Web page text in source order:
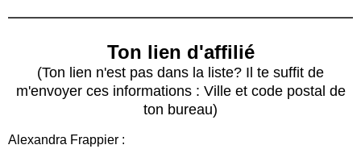
Ton lien d'affilié
(Ton lien n'est pas dans la liste? Il te suffit de
m'envoyer ces informations : Ville et code postal de
ton bureau)
Alexandra Frappier :